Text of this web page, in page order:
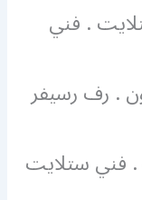
. فني
. رف رسيفر
فني ستلايت